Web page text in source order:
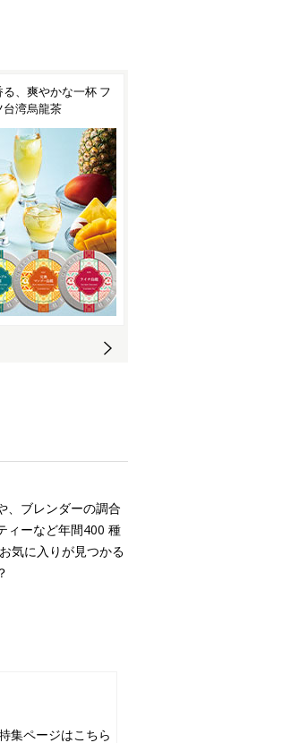
る、爽やかな一杯 フ
台湾烏龍茶
、ブレンダーの調合
ィーなど年間400 種
気に入りが見つかる
集ページはこちら